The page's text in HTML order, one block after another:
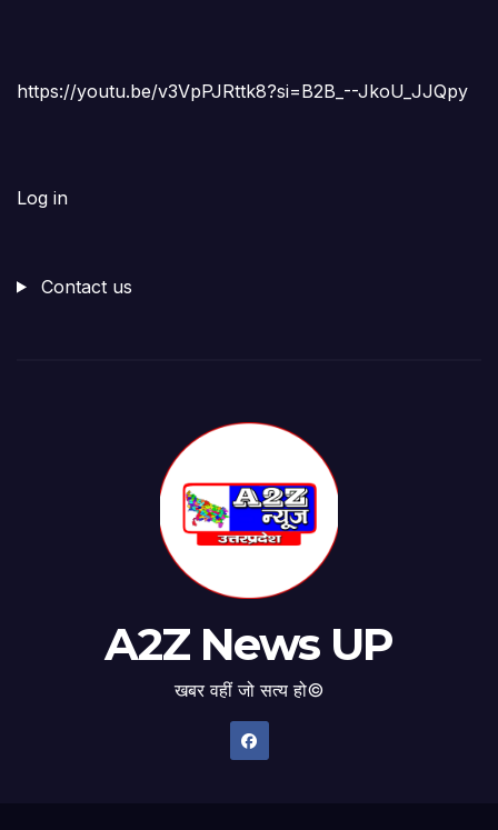
https://youtu.be/v3VpPJRttk8?si=B2B_--JkoU_JJQpy
Log in
Contact us
A2Z News UP
खबर वहीं जो सत्य हो©